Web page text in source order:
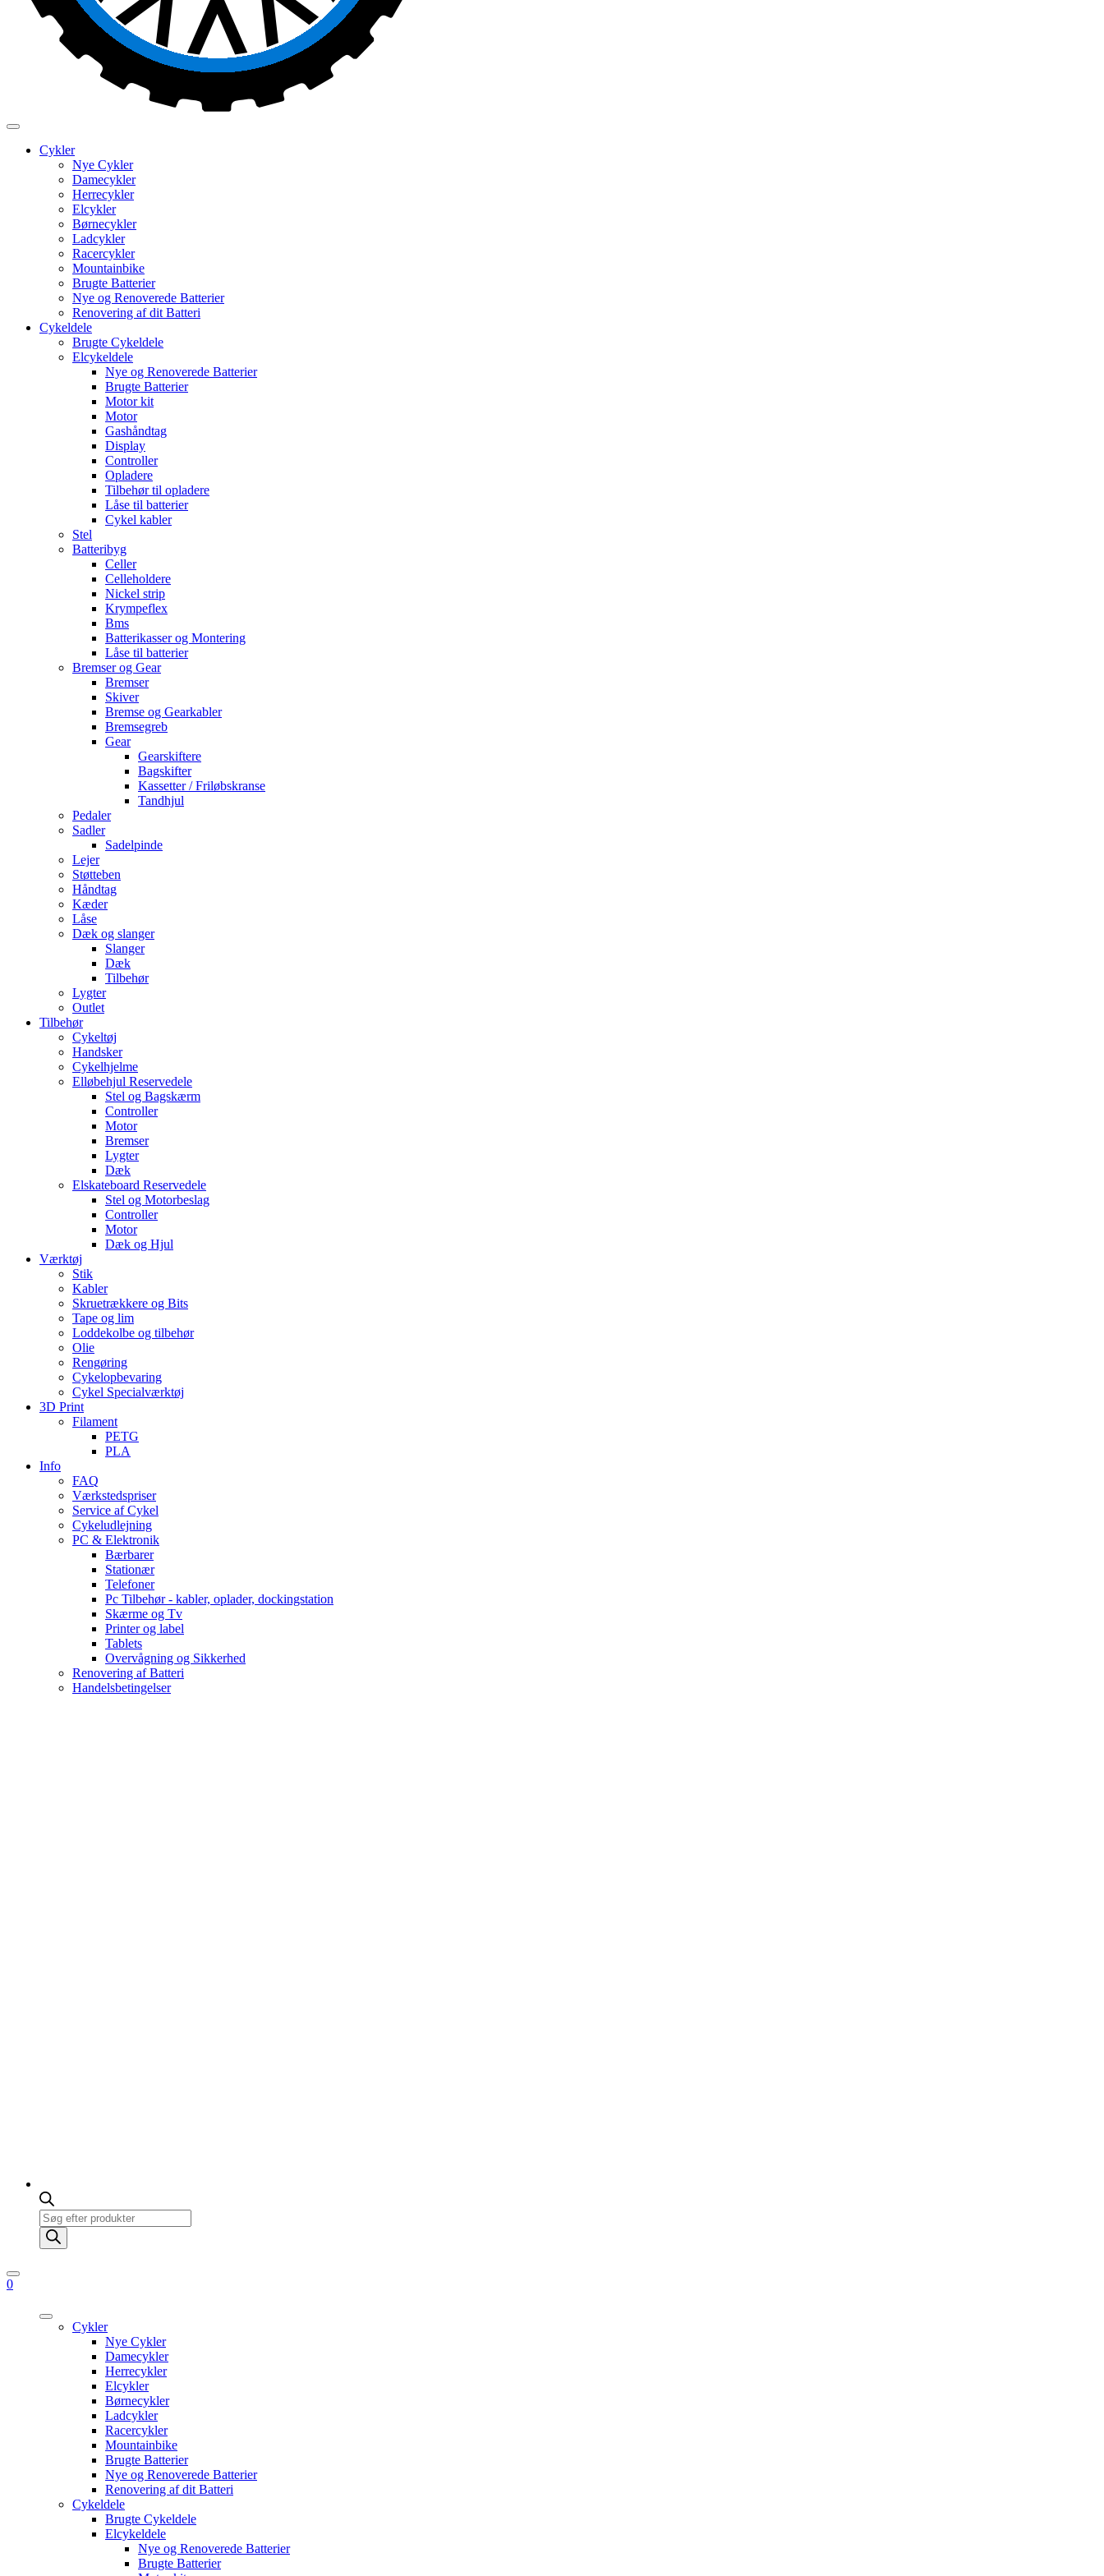
Cykler
Nye Cykler
Damecykler
Herrecykler
Elcykler
Børnecykler
Ladcykler
Racercykler
Mountainbike
Brugte Batterier
Nye og Renoverede Batterier
Renovering af dit Batteri
Cykeldele
Brugte Cykeldele
Elcykeldele
Nye og Renoverede Batterier
Brugte Batterier
Motor kit
Motor
Gashåndtag
Display
Controller
Opladere
Tilbehør til opladere
Låse til batterier
Cykel kabler
Stel
Batteribyg
Celler
Celleholdere
Nickel strip
Krympeflex
Bms
Batterikasser og Montering
Låse til batterier
Bremser og Gear
Bremser
Skiver
Bremse og Gearkabler
Bremsegreb
Gear
Gearskiftere
Bagskifter
Kassetter / Friløbskranse
Tandhjul
Pedaler
Sadler
Sadelpinde
Lejer
Støtteben
Håndtag
Kæder
Låse
Dæk og slanger
Slanger
Dæk
Tilbehør
Lygter
Outlet
Tilbehør
Cykeltøj
Handsker
Cykelhjelme
Elløbehjul Reservedele
Stel og Bagskærm
Controller
Motor
Bremser
Lygter
Dæk
Elskateboard Reservedele
Stel og Motorbeslag
Controller
Motor
Dæk og Hjul
Værktøj
Stik
Kabler
Skruetrækkere og Bits
Tape og lim
Loddekolbe og tilbehør
Olie
Rengøring
Cykelopbevaring
Cykel Specialværktøj
3D Print
Filament
PETG
PLA
Info
FAQ
Værkstedspriser
Service af Cykel
Cykeludlejning
PC & Elektronik
Bærbarer
Stationær
Telefoner
Pc Tilbehør - kabler, oplader, dockingstation
Skærme og Tv
Printer og label
Tablets
Overvågning og Sikkerhed
Renovering af Batteri
Handelsbetingelser
Products
search
0
Cykler
Nye Cykler
Damecykler
Herrecykler
Elcykler
Børnecykler
Ladcykler
Racercykler
Mountainbike
Brugte Batterier
Nye og Renoverede Batterier
Renovering af dit Batteri
Cykeldele
Brugte Cykeldele
Elcykeldele
Nye og Renoverede Batterier
Brugte Batterier